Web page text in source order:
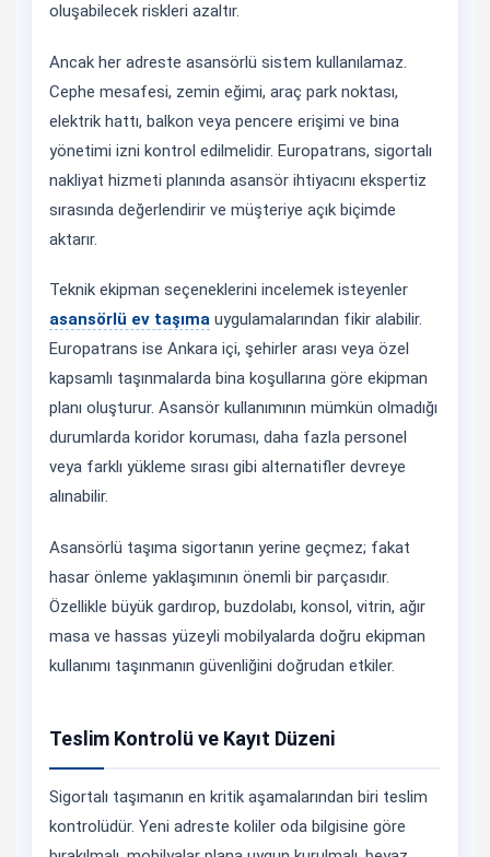
oluşabilecek riskleri azaltır.
Ancak her adreste asansörlü sistem kullanılamaz.
Cephe mesafesi, zemin eğimi, araç park noktası,
elektrik hattı, balkon veya pencere erişimi ve bina
yönetimi izni kontrol edilmelidir. Europatrans, sigortalı
nakliyat hizmeti planında asansör ihtiyacını ekspertiz
sırasında değerlendirir ve müşteriye açık biçimde
aktarır.
Teknik ekipman seçeneklerini incelemek isteyenler
asansörlü ev taşıma uygulamalarından fikir alabilir.
Europatrans ise Ankara içi, şehirler arası veya özel
kapsamlı taşınmalarda bina koşullarına göre ekipman
planı oluşturur. Asansör kullanımının mümkün olmadığı
durumlarda koridor koruması, daha fazla personel
veya farklı yükleme sırası gibi alternatifler devreye
alınabilir.
Asansörlü taşıma sigortanın yerine geçmez; fakat
hasar önleme yaklaşımının önemli bir parçasıdır.
Özellikle büyük gardırop, buzdolabı, konsol, vitrin, ağır
masa ve hassas yüzeyli mobilyalarda doğru ekipman
kullanımı taşınmanın güvenliğini doğrudan etkiler.
Teslim Kontrolü ve Kayıt Düzeni
Sigortalı taşımanın en kritik aşamalarından biri teslim
kontrolüdür. Yeni adreste koliler oda bilgisine göre